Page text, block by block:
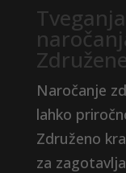
Naročanje
lahko
Združeno
za